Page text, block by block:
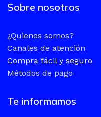
Sobre nosotros
¿Quienes somos?
Canales de atención
Compra fácil y seguro
Métodos de pago
Te informamos